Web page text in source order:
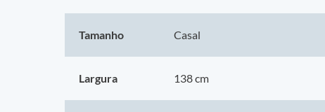
hipoalergênico, antiácaro e antifungo, ideal para quem sofre de
Tamanho Casal
Largura 138 cm